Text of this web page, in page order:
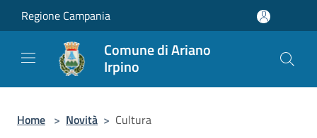
Salta al contenuto principale
Regione Campania
Comune di Ariano
Irpino
Home > Novità > Cultura